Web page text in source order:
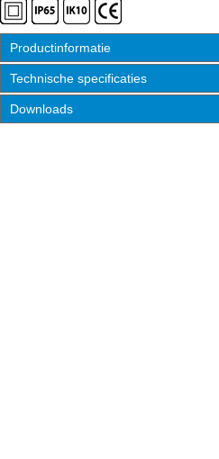
Productinformatie
Technische specificaties
Downloads